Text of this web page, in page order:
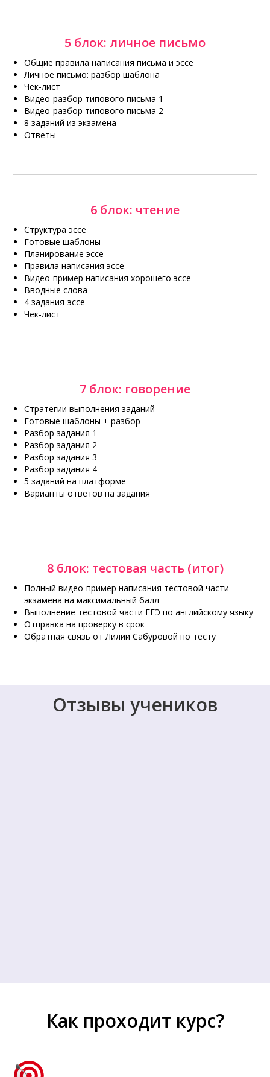
5 блок: личное письмо
Общие правила написания письма и эссе
Личное письмо: разбор шаблона
Чек-лист
Видео-разбор типового письма 1
Видео-разбор типового письма 2
8 заданий из экзамена
Ответы
6 блок: чтение
Структура эссе
Готовые шаблоны
Планирование эссе
Правила написания эссе
Видео-пример написания хорошего эссе
Вводные слова
4 задания-эссе
Чек-лист
7 блок: говорение
Стратегии выполнения заданий
Готовые шаблоны + разбор
Разбор задания 1
Разбор задания 2
Разбор задания 3
Разбор задания 4
5 заданий на платформе
Варианты ответов на задания
8 блок: тестовая часть (итог)
Полный видео-пример написания тестовой части
экзамена на максимальный балл
Выполнение тестовой части ЕГЭ по английскому языку
Отправка на проверку в срок
Обратная связь от Лилии Сабуровой по тесту
Отзывы учеников
Как проходит курс?